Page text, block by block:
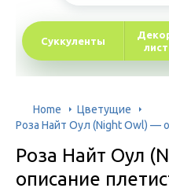
Суккуленты
Home
Цветущие
Роза Найт Оул (Night Owl) —
Роза Найт Оул
описание